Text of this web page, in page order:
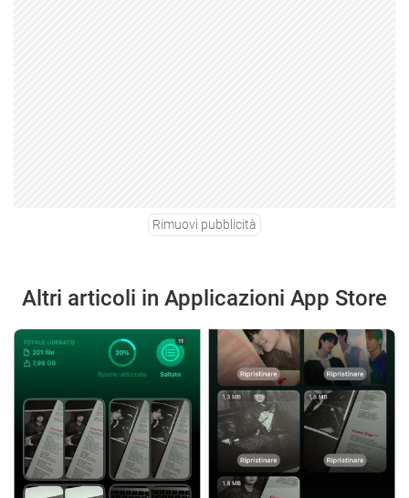
Rimuovi pubblicità
Altri articoli in Applicazioni App Store